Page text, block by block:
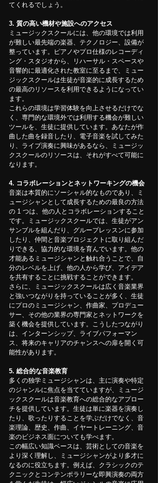
てくれるでしょう。
3. 質の高い機材や施設へのアクセス
ミュージックスクールには、他の環境では利用
が難しい最先端の楽器、テクノロジー、設備が
整っています。ピアノやプロ仕様のレコーディ
ング・スタジオから、リハーサル・スペースや
音響的に最適化された教室に至るまで、ミュー
ジックスクールは生徒が音楽的に成長するため
の最高のリソースを利用できるようになってい
ます。
これらの環境は学習体験を向上させるだけでな
く、専門的な環境外では利用する機会が難しい
ツールを、生徒に提供しています。あなたが作
曲した曲を録音したり、電子音楽を試してみた
り、ライブ演奏に興味があるなら、ミュージッ
クスクールのリソースは、それがすべて可能に
なります。
4. コラボレーションとネットワーキングの機会
音楽は本質的にソーシャル的なものであり、ミ
ュージシャンとして成長するための最良の方法
の 1 つは、他の人とコラボレーションすること
です。ミュージックスクールでは、生徒がアン
サンブルを組んだり、グループレッスンに参加
したり、仲間と音楽プロジェクトに取り組んだ
りできる、協力的な環境を育んでいます。他の
才能あるミュージシャンと触れ合うことで、自
分のレベルを上げ、他の人から学び、アイデア
を共有することに挑戦することができます。
さらに、ミュージックスクールは広く音楽業界
と強いつながりを持っていることが多く、生徒
にプロのミュージシャン、作曲家、プロデュー
サー、その他の業界の専門家とネットワークを
築く機会を提供しています。こうしたつながり
は、インターンシップ、ライブパフォーマン
ス、将来のキャリアのチャンスへの扉を開く可
能性があります。
5. 総合的な音楽教育
多くの独学ミュージシャンは、主に演奏や特定
のジャンルに焦点を当てていますが、ミュージ
ックスクールは音楽教育への総合的なアプロー
チを提供しています。生徒は単に楽器を演奏し
たり、歌ったりすることを学ぶだけでなく、音
楽理論、歴史、作曲、イヤートレーニング、音
楽のビジネス面についても学べます。
この幅広い知識ベースは、芸術としての音楽を
より深く理解し、ミュージシャンがより多才に
なるのに役立ちます。例えば、クラシックのテ
クニックとコンテンポラリーな即興演奏の両方